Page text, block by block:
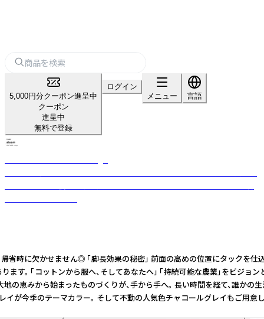
5,000円分クーポン進呈中
クーポン
進呈中
無料で登録
ログイン
メニュー
言語
欠かせません◎ 「脚長効果の秘密」 前面の高めの位置にタック
コットンから服へ、そしてあなたへ」 「持続可能な農業」をビ
みから始まったものづくりが、手から手へ。 長い時間を経て、
季のテーマカラー。 そして不動の人気色チャコールグレイもご